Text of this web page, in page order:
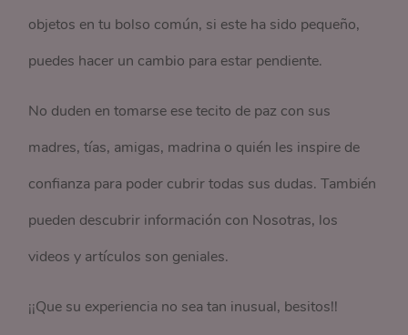
objetos en tu bolso común, si este ha sido pequeño,
puedes hacer un cambio para estar pendiente.
No duden en tomarse ese tecito de paz con sus
madres, tías, amigas, madrina o quién les inspire de
confianza para poder cubrir todas sus dudas. También
pueden descubrir información con Nosotras, los
videos y artículos son geniales.
¡¡Que su experiencia no sea tan inusual, besitos!!